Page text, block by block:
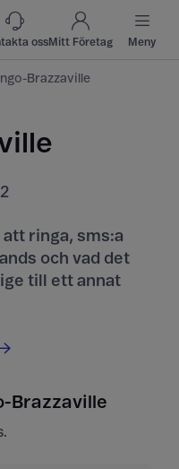
ossMitt Företag Meny
Brazzaville
ringa, sms:a
och vad det
till ett annat
Brazzaville